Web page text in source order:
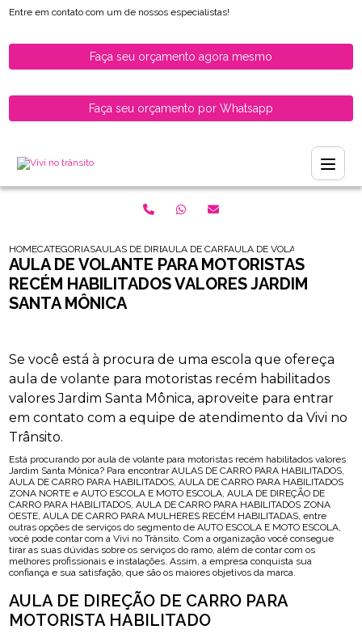
Entre em contato com um de nossos especialistas!
Faça seu orçamento agora mesmo
Faça seu orçamento por Whatsapp
HOMECATEGORIASAULAS DE DIRECAO PARA HABILITADOS
AULA DE CARRO PARA MOTORISTAS
AULA DE VOLANTE PARA
AULA DE VOLANTE PARA MOTORISTAS
RECÉM HABILITADOS VALORES JARDIM
SANTA MÔNICA
Se você está à procura de uma escola que ofereça
aula de volante para motoristas recém habilitados
valores Jardim Santa Mônica, aproveite para entrar
em contato com a equipe de atendimento da Vivi no
Trânsito.
Está procurando por aula de volante para motoristas recém habilitados valores
Jardim Santa Mônica? Para encontrar AULAS DE CARRO PARA HABILITADOS,
AULA DE CARRO PARA HABILITADOS, AULA DE CARRO PARA HABILITADOS
ZONA NORTE e AUTO ESCOLA E MOTO ESCOLA, AULA DE DIREÇÃO DE
CARRO PARA HABILITADOS, AULA DE CARRO PARA HABILITADOS ZONA
OESTE, AULA DE CARRO PARA MULHERES RECÉM HABILITADAS, entre
outras opções de serviços do segmento de AUTO ESCOLA E MOTO ESCOLA,
você pode contar com a Vivi no Trânsito. Com a organização você consegue
tirar as suas dúvidas sobre os serviços do ramo, além de contar com os
melhores profissionais e instalações. Assim, a empresa conquista sua
confiança e sua satisfação, que são os maiores objetivos da marca.
AULA DE DIREÇÃO DE CARRO PARA
MOTORISTA HABILITADO